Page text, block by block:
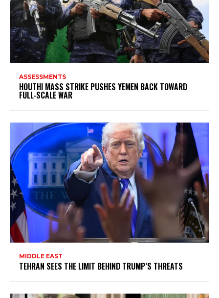
ASSESSMENTS
HOUTHI MASS STRIKE PUSHES YEMEN BACK TOWARD
FULL-SCALE WAR
MIDDLE EAST
TEHRAN SEES THE LIMIT BEHIND TRUMP’S THREATS